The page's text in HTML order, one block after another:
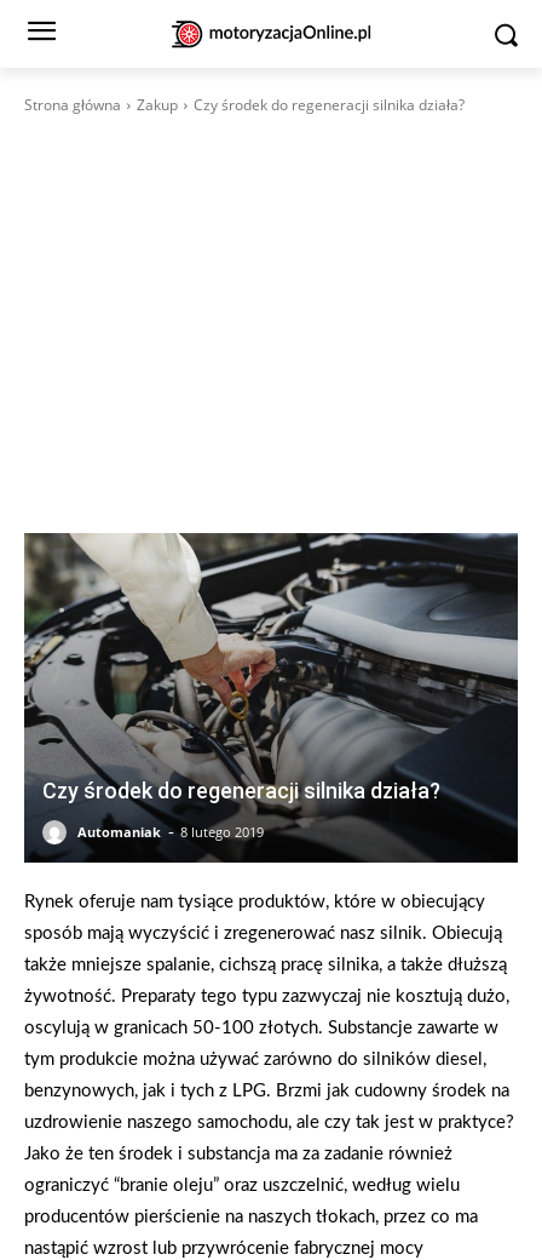
Strona główna Zakup Czy środek do regeneracji silnika działa?
Czy środek do regeneracji silnika działa?
Automaniak - 8 lutego 2019
Rynek oferuje nam tysiące produktów, które w obiecujący
sposób mają wyczyścić i zregenerować nasz silnik. Obiecują
także mniejsze spalanie, cichszą pracę silnika, a także dłuższą
żywotność. Preparaty tego typu zazwyczaj nie kosztują dużo,
oscylują w granicach 50-100 złotych. Substancje zawarte w
tym produkcie można używać zarówno do silników diesel,
benzynowych, jak i tych z LPG. Brzmi jak cudowny środek na
uzdrowienie naszego samochodu, ale czy tak jest w praktyce?
Jako że ten środek i substancja ma za zadanie również
ograniczyć “branie oleju” oraz uszczelnić, według wielu
producentów pierścienie na naszych tłokach, przez co ma
nastąpić wzrost lub przywrócenie fabrycznej mocy